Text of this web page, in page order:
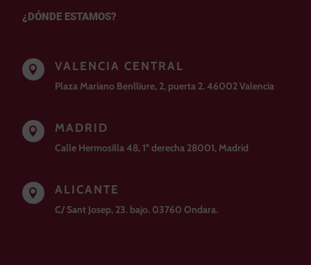
¿DÓNDE ESTAMOS?
 VALENCIA CENTRAL
Plaza Mariano Benlliure, 2, puerta 2. 46002 Valencia
 MADRID
Calle Hermosilla 48, 1º derecha 28001, Madrid
 ALICANTE
C/ Sant Josep, 23. bajo. 03760 Ondara.